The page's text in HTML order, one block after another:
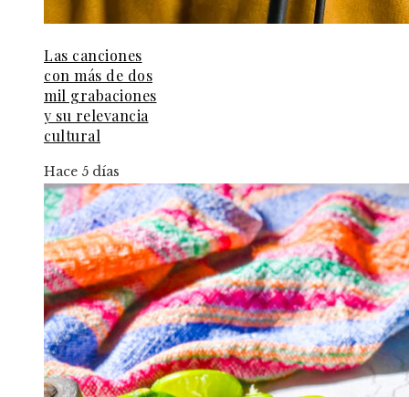
Las canciones
con más de dos
mil grabaciones
y su relevancia
cultural
Hace 5 días